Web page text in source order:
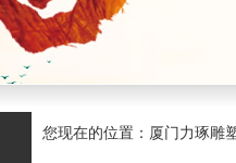
您现在的位置：厦门力琢雕